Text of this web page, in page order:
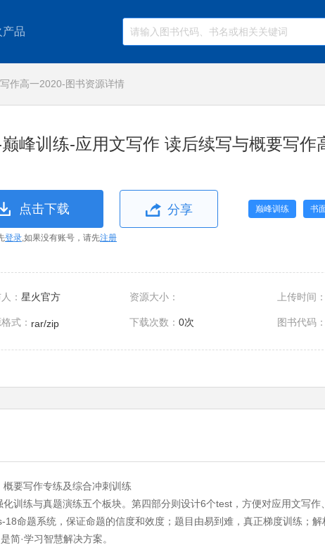
产品
作高一2020-图书资源详情
峰训练-应用文写作 读后续写与概要写作
点击下载 分享 巅峰训练 书
登录,如果没有账号，请先注册
： 星火官方 资源大小： 上传时间：
式： rar/zip 下载次数： 0次 图书代码：
要写作专练及综合冲刺训练
训练与真题演练五个板块。第四部分则设计6个test，方便对应用文写作
命题系统，保证命题的信度和效度；题目由易到难，真正梯度训练；解
简·学习智慧解决方案。